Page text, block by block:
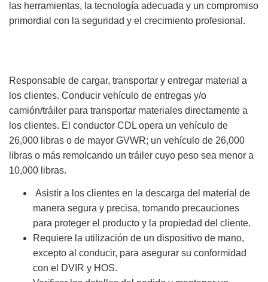
las herramientas, la tecnología adecuada y un compromiso
primordial con la seguridad y el crecimiento profesional.
Responsable de cargar, transportar y entregar material a
los clientes. Conducir vehículo de entregas y/o
camión/tráiler para transportar materiales directamente a
los clientes. El conductor CDL opera un vehículo de
26,000 libras o de mayor GVWR; un vehículo de 26,000
libras o más remolcando un tráiler cuyo peso sea menor a
10,000 libras.
Asistir a los clientes en la descarga del material de
manera segura y precisa, tomando precauciones
para proteger el producto y la propiedad del cliente.
Requiere la utilización de un dispositivo de mano,
excepto al conducir, para asegurar su conformidad
con el DVIR y HOS.